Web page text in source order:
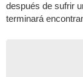
después de sufrir
terminará